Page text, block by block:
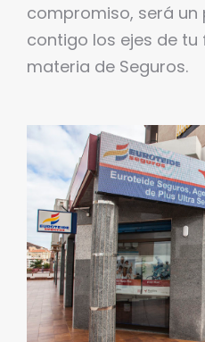
compromiso, será un
contigo los ejes de
materia de Seguros.